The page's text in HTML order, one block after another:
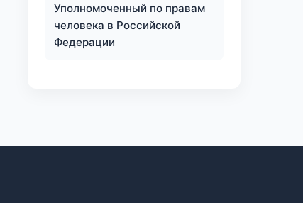
Уполномоченный по правам
человека в Российской
Федерации